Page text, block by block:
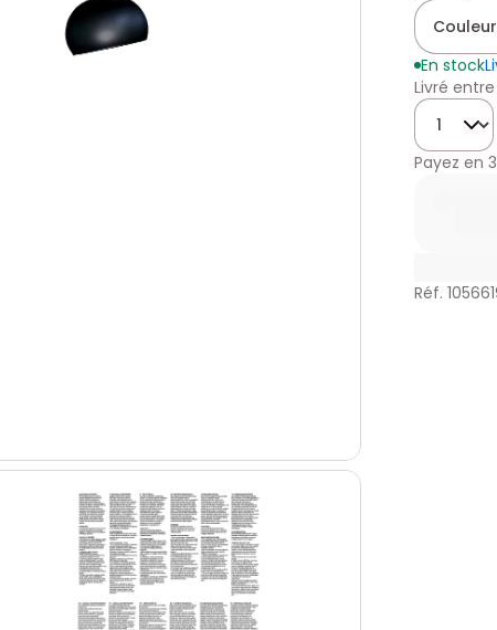
En stock
Livré
Quantité
Payez en
Réf.